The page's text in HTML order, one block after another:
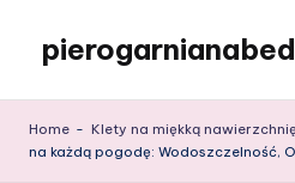
content
Home - Klety na miękką nawierzchnię
na każdą pogodę: Wodoszczelność,